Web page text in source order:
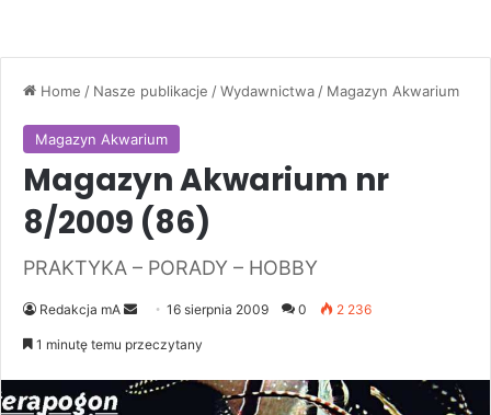
Home / Nasze publikacje /Wydawnictwa/ Magazyn Akwarium
Magazyn Akwarium
Magazyn Akwarium nr
8/2009 (86)
PRAKTYKA – PORADY – HOBBY
Redakcja mA
Send16 sierpnia 2009 0 2 236
1 minutę temu przeczytany